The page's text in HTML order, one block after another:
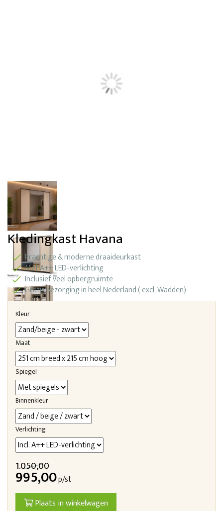
Kledingkast Havana
Prachtige & moderne draaideurkast
Met A++ LED-verlichting
Inclusief veel opbergruimte
Gratis bezorging in heel Nederland ( excl. Wadden)
Kleur
Maat
Spiegel
Binnenkleur
Verlichting
1.050,00
995,00p/st
Plaats in winkelwagen